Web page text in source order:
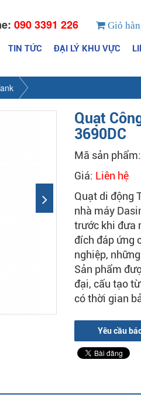
090 3391 226 Giỏ
TIN TỨC ĐẠI LÝ KHU VỰC
Quạt
3690DC
Mã sản
Giá: Liên hệ
Quạt di động
nhà máy
trước khi đưa
đích đáp ứng
nghiệp,
Sản phẩm
đại, cấu tạo
có thời gian
Yêu cầu